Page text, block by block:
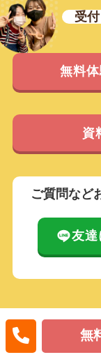
受
無料
資
ご質問など
友達
無